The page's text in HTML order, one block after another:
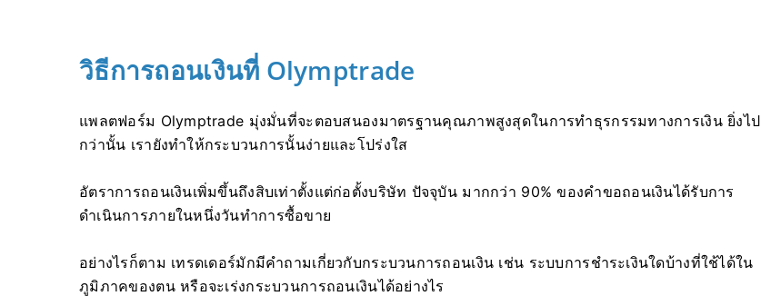
วิธีการถอนเงินที่ Olymptrade
แพลตฟอร์ม Olymptrade มุ่งมั่นที่จะตอบสนองมาตรฐานคุณภาพสูงสุดในการทำธุรกรรมทางการเงิน ยิ่งไป
กว่านั้น เรายังทำให้กระบวนการนั้นง่ายและโปร่งใส
อัตราการถอนเงินเพิ่มขึ้นถึงสิบเท่าตั้งแต่ก่อตั้งบริษัท ปัจจุบัน มากกว่า 90% ของคำขอถอนเงินได้รับการ
ดำเนินการภายในหนึ่งวันทำการซื้อขาย
อย่างไรก็ตาม เทรดเดอร์มักมีคำถามเกี่ยวกับกระบวนการถอนเงิน เช่น ระบบการชำระเงินใดบ้างที่ใช้ได้ใน
ภูมิภาคของตน หรือจะเร่งกระบวนการถอนเงินได้อย่างไร